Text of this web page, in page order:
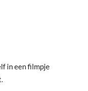
in een filmpje